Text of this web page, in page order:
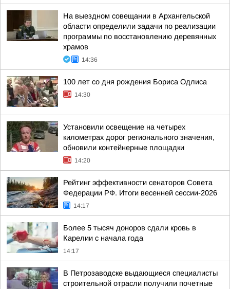
На выездном совещании в Архангельской
области определили задачи по реализации
программы по восстановлению деревянных
храмов
14:36
100 лет со дня рождения Бориса Одлиса
14:30
Установили освещение на четырех
километрах дорог регионального значения,
обновили контейнерные площадки
14:20
Рейтинг эффективности сенаторов Совета
Федерации РФ. Итоги весенней сессии-2026
14:17
Более 5 тысяч доноров сдали кровь в
Карелии с начала года
14:17
В Петрозаводске выдающиеся специалисты
строительной отрасли получили почетные